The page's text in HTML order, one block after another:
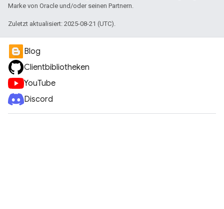
Marke von Oracle und/oder seinen Partnern.
Zuletzt aktualisiert: 2025-08-21 (UTC).
Blog
Clientbibliotheken
YouTube
Discord